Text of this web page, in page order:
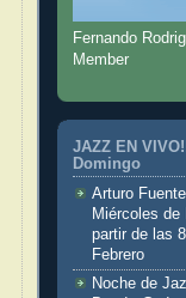
Fernando
Member
JAZZ EN
Domingo
Arturo
Miércoles
partir de las
Febrero
Noche de